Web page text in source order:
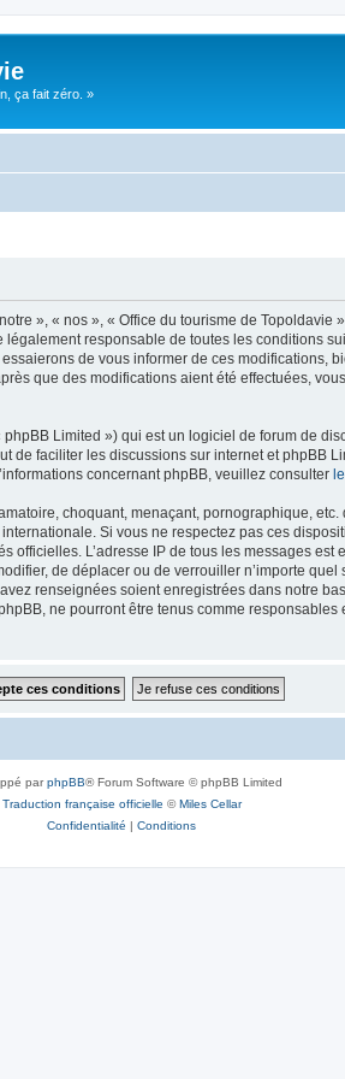
ça fait zéro. »
», « nos », « Office du tourisme de
responsable de toutes les conditions
de vous informer de ces modifications,
que des modifications aient été effectuées,
Limited ») qui est un logiciel de forum de
de faciliter les discussions sur internet et phpBB
concernant phpBB, veuillez consulter
choquant, menaçant, pornographique,
Si vous ne respectez pas ces
officielles. L’adresse IP de tous les messages
de déplacer ou de verrouiller n’importe
renseignées soient enregistrées dans notre
ne pourront être tenus comme
parphpBB® Forum Software © phpBB Limited
Traduction française officielle ©Miles Cellar
Confidentialité | Conditions